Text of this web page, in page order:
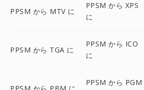
PPSM から MTV に
PPSM から XPS
に
PPSM から TGA に
PPSM から ICO
に
PPSM から PBM に
PPSM から PGM